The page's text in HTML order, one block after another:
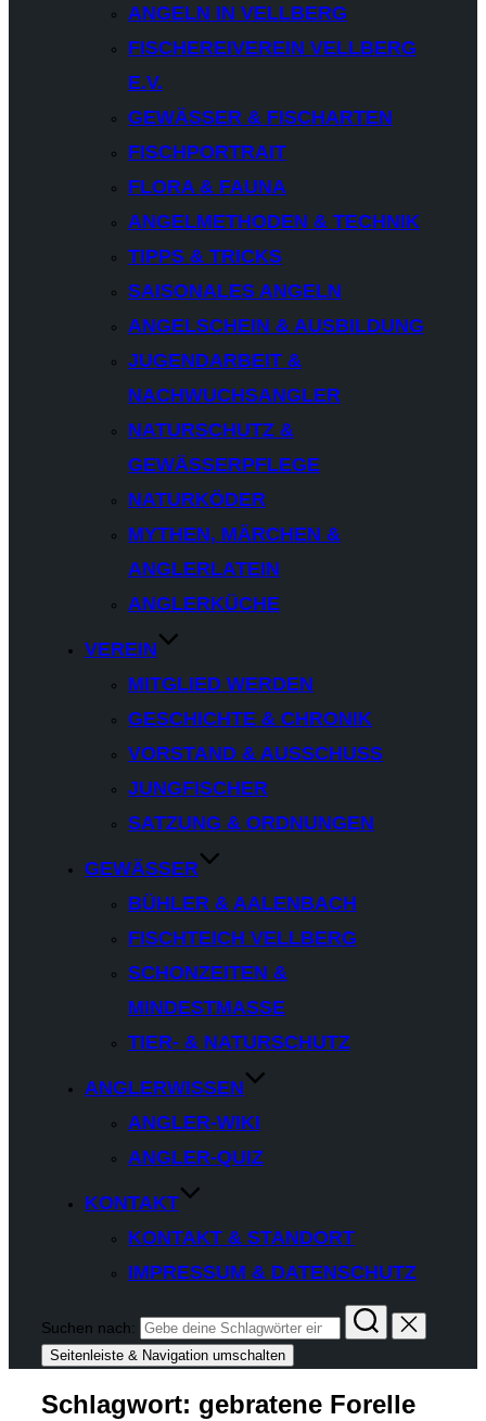
ANGELN IN VELLBERG
FISCHEREIVEREIN VELLBERG
E.V.
GEWÄSSER & FISCHARTEN
FISCHPORTRAIT
FLORA & FAUNA
ANGELMETHODEN & TECHNIK
TIPPS & TRICKS
SAISONALES ANGELN
ANGELSCHEIN & AUSBILDUNG
JUGENDARBEIT &
NACHWUCHSANGLER
NATURSCHUTZ &
GEWÄSSERPFLEGE
NATURKÖDER
MYTHEN, MÄRCHEN &
ANGLERLATEIN
ANGLERKÜCHE
VEREIN
MITGLIED WERDEN
GESCHICHTE & CHRONIK
VORSTAND & AUSSCHUSS
JUNGFISCHER
SATZUNG & ORDNUNGEN
GEWÄSSER
BÜHLER & AALENBACH
FISCHTEICH VELLBERG
SCHONZEITEN &
MINDESTMASSE
TIER- & NATURSCHUTZ
ANGLERWISSEN
ANGLER-WIKI
ANGLER-QUIZ
KONTAKT
KONTAKT & STANDORT
IMPRESSUM & DATENSCHUTZ
Suchen nach:
Seitenleiste & Navigation umschalten
Schlagwort: gebratene Forelle